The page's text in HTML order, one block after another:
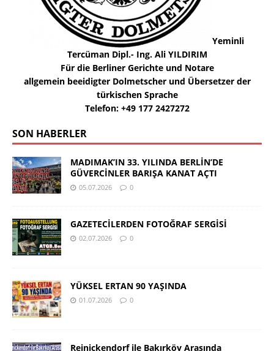
Yeminli
Tercüman Dipl.- Ing. Ali YILDIRIM
Für die Berliner Gerichte und Notare
allgemein beeidigter Dolmetscher und Übersetzer der
türkischen Sprache
Telefon: +49 177 2427272
SON HABERLER
MADIMAK’IN 33. YILINDA BERLİN’DE
GÜVERCİNLER BARIŞA KANAT AÇTI
05.07.2026 0
GAZETECİLERDEN FOTOĞRAF SERGİSİ
02.07.2026 0
YÜKSEL ERTAN 90 YAŞINDA
01.07.2026 0
Reinickendorf ile Bakırköy Arasında